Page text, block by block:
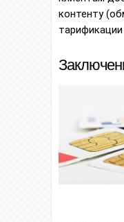
контенту